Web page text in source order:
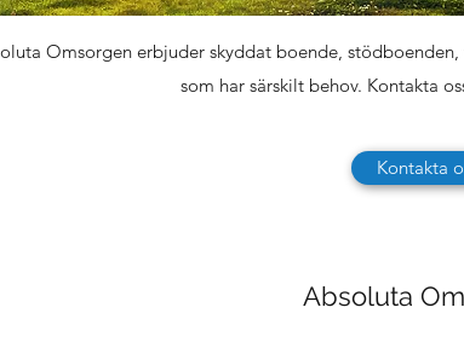
Omsorgen erbjuder skyddat boende,
som har särskilt behov. Kontakta
Kontakta
Absoluta